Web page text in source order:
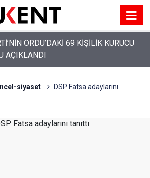
ORDU’DAKİ 69 KİŞİLİK KURUCU
AÇIKLANDI
ALTINORDU’DA KURUCU YÖNETİMİNİ
siyaset
DSP Fatsa adaylarını